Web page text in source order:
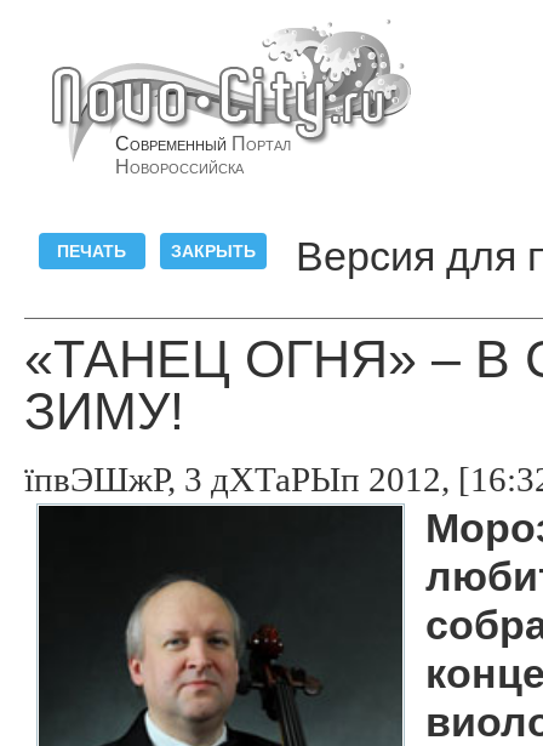
Современный Портал
Новороссийска
Версия для
«ТАНЕЦ ОГНЯ» –
ЗИМУ!
їпвЭШжР, 3 дХТаРЫп 2012,